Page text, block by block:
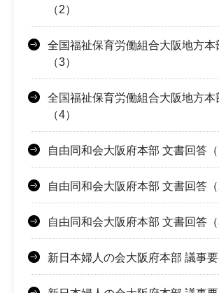
（2）
全国福祉保育労働組合大阪地方本
（3）
全国福祉保育労働組合大阪地方本
（4）
自由同和会大阪府本部 文書回答（
自由同和会大阪府本部 文書回答（
自由同和会大阪府本部 文書回答（
新日本婦人の会大阪府本部 議事要